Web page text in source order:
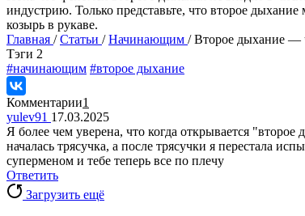
индустрию. Только представьте, что второе
козырь в рукаве.
Главная /Статьи /Начинающим /Второе дыхание —
Tэги 2
#начинающим #второе дыхание
Комментарии1
yulev91 17.03.2025
Я более чем уверена, что когда открывается
началась трясучка, а после трясучки я перестала
суперменом и тебе теперь все по плечу
Ответить
Загрузить ещё